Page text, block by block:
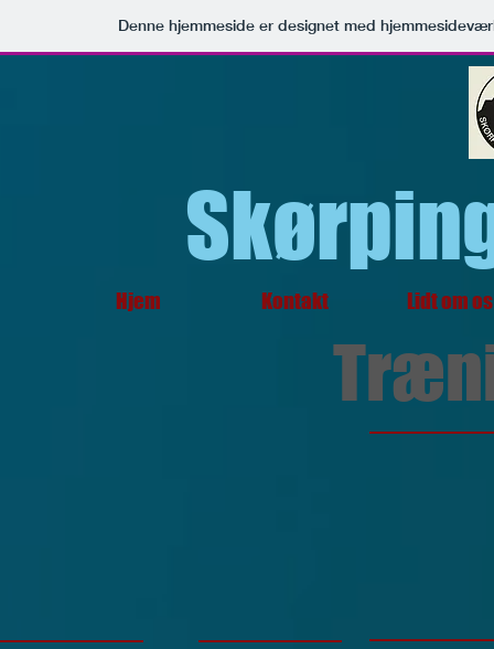
Denne hjemmeside er designet med
Hjem Kontakt Lidt om os